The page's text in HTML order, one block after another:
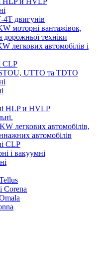
4Т двигунів
моторні вантажівок,
дорожньої техніки
легкових автомобілів і
CLP
UTTO та TDTO
HLP и HVLP
легкових автомобілів,
автомобілів
CLP
і вакуумні
Corena